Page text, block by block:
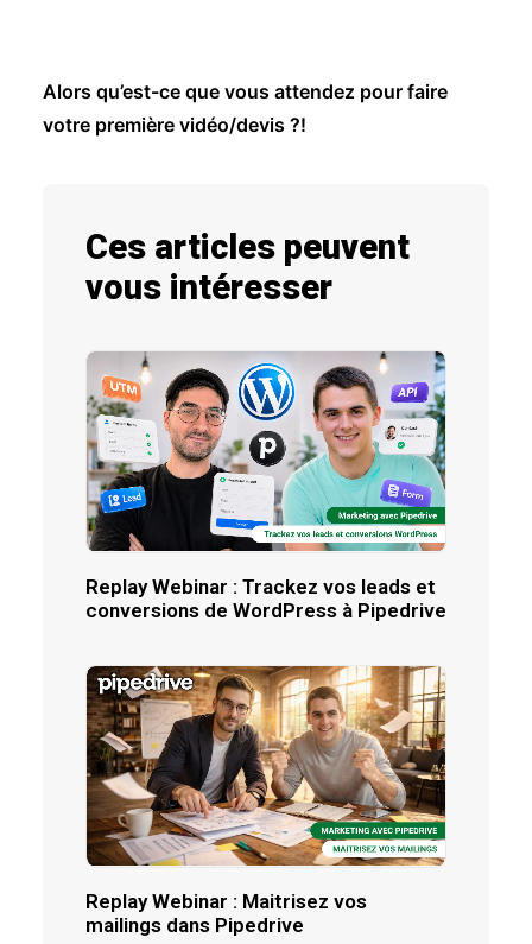
Alors qu’est-ce que vous attendez pour faire
votre première vidéo/devis ?!
Ces articles peuvent
vous intéresser
Replay Webinar : Trackez vos leads et
conversions de WordPress à Pipedrive
Replay Webinar : Maitrisez vos
mailings dans Pipedrive